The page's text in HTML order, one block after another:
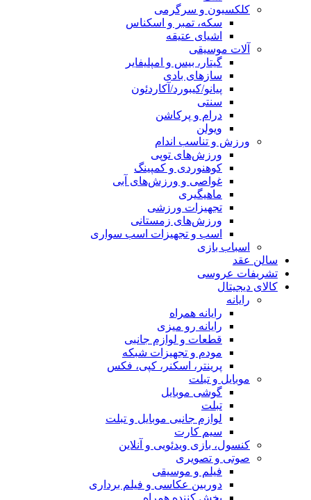
کلکسیون و سرگرمی
سکه، تمبر و اسکناس
اشیای عتیقه
آلات موسیقی
گیتار، بیس و امپلیفایر
سازهای بادی
پیانو/کیبورد/آکاردئون
سنتی
درام و پرکاشن
ویولن
ورزش و تناسب اندام
ورزش‌های توپی
کوهنوردی و کمپینگ
غواصی و ورزش‌های آبی
ماهیگیری
تجهیزات ورزشی
ورزش‌های زمستانی
اسب و تجهیزات اسب سواری
اسباب‌ بازی
سالن عقد
تشریفات عروسی
کالای دیجیتال
رایانه
رایانه همراه
رایانه رو میزی
قطعات و لوازم جانبی
مودم و تجهیزات شبکه
پرینتر، اسکنر، کپی، فکس
موبایل و تبلت
گوشی موبایل
تبلت
لوازم جانبی موبایل و تبلت
سیم کارت
کنسول، بازی‌ ویدئویی و آنلاین
صوتی و تصویری
فیلم و موسیقی
دوربین عکاسی و فیلم برداری